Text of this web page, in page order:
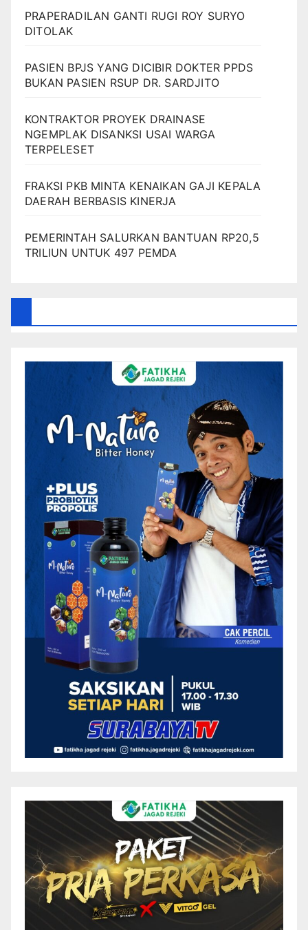
PRAPERADILAN GANTI RUGI ROY SURYO
DITOLAK
PASIEN BPJS YANG DICIBIR DOKTER PPDS
BUKAN PASIEN RSUP DR. SARDJITO
KONTRAKTOR PROYEK DRAINASE
NGEMPLAK DISANKSI USAI WARGA
TERPELESET
FRAKSI PKB MINTA KENAIKAN GAJI KEPALA
DAERAH BERBASIS KINERJA
PEMERINTAH SALURKAN BANTUAN RP20,5
TRILIUN UNTUK 497 PEMDA